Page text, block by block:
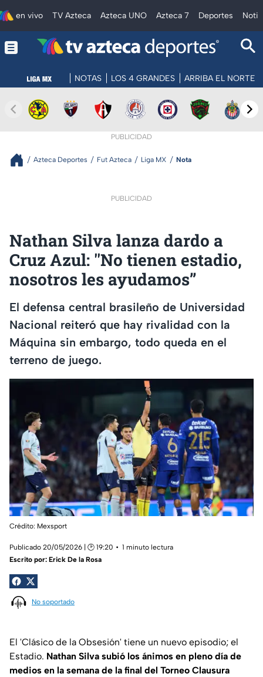
en vivo TV Azteca Azteca UNO Azteca 7 Deportes
NOTAS LOS 4 GRANDES ARRIBA EL NORTE
PUBLICIDAD
Azteca Deportes Fut Azteca Liga MX Nota
PUBLICIDAD
Nathan Silva lanza dardo a
Cruz Azul: ''No tienen estadio,
nosotros les ayudamos’’
El defensa central brasileño de Universidad
Nacional reiteró que hay rivalidad con la
Máquina sin embargo, todo queda en el
terreno de juego.
Crédito: Mexsport
Publicado 20/05/2026 | 🕑 19:20
1 minuto lectura
Escrito por: Erick De la Rosa
No soportado
El 'Clásico de la Obsesión' tiene un nuevo episodio; el
Estadio. Nathan Silva subió los ánimos en pleno día de
medios en la semana de la final del Torneo Clausura